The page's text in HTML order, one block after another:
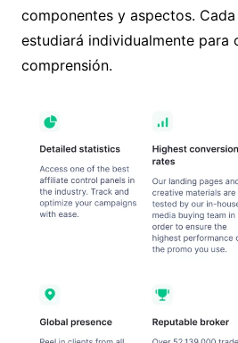
componentes y aspectos.
estudiará individualmente para
comprensión.